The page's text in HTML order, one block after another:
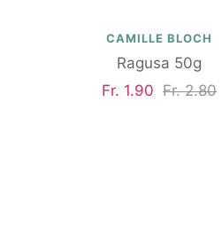
CAMILLE BLOCH
Ragusa 50g
Angebotspreis
Fr. 1.90 Regulärer
Fr. 2.80